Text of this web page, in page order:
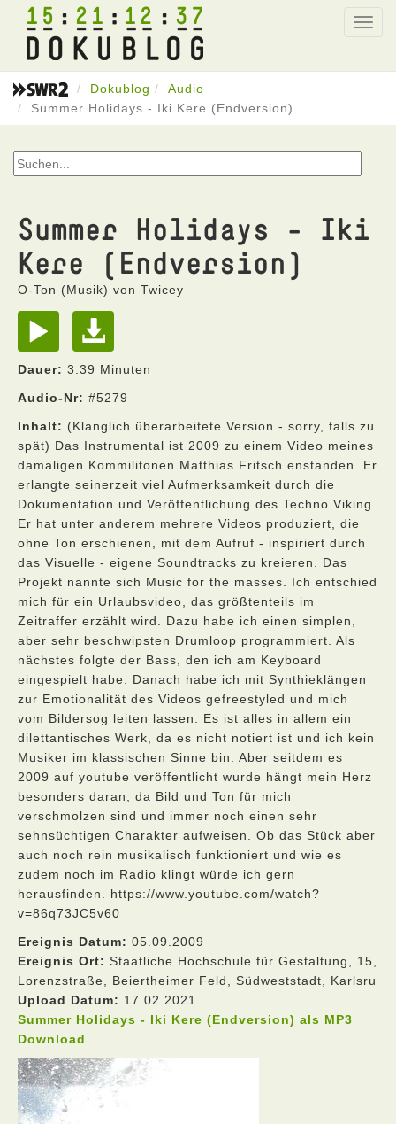
15 21 12 37
Dokublog
Audio
Summer Holidays - Iki Kere (Endversion)
Summer Holidays - Iki
Kere (Endversion)
O-Ton (Musik) von Twicey
Dauer: 3:39 Minuten
Audio-Nr: #5279
Inhalt: (Klanglich überarbeitete Version - sorry, falls zu
spät) Das Instrumental ist 2009 zu einem Video meines
damaligen Kommilitonen Matthias Fritsch enstanden. Er
erlangte seinerzeit viel Aufmerksamkeit durch die
Dokumentation und Veröffentlichung des Techno Viking.
Er hat unter anderem mehrere Videos produziert, die
ohne Ton erschienen, mit dem Aufruf - inspiriert durch
das Visuelle - eigene Soundtracks zu kreieren. Das
Projekt nannte sich Music for the masses. Ich entschied
mich für ein Urlaubsvideo, das größtenteils im
Zeitraffer erzählt wird. Dazu habe ich einen simplen,
aber sehr beschwipsten Drumloop programmiert. Als
nächstes folgte der Bass, den ich am Keyboard
eingespielt habe. Danach habe ich mit Synthieklängen
zur Emotionalität des Videos gefreestyled und mich
vom Bildersog leiten lassen. Es ist alles in allem ein
dilettantisches Werk, da es nicht notiert ist und ich kein
Musiker im klassischen Sinne bin. Aber seitdem es
2009 auf youtube veröffentlicht wurde hängt mein Herz
besonders daran, da Bild und Ton für mich
verschmolzen sind und immer noch einen sehr
sehnsüchtigen Charakter aufweisen. Ob das Stück aber
auch noch rein musikalisch funktioniert und wie es
zudem noch im Radio klingt würde ich gern
herausfinden. https://www.youtube.com/watch?
v=86q73JC5v60
Ereignis Datum: 05.09.2009
Ereignis Ort: Staatliche Hochschule für Gestaltung, 15,
Lorenzstraße, Beiertheimer Feld, Südweststadt, Karlsru
Upload Datum: 17.02.2021
Summer Holidays - Iki Kere (Endversion) als MP3
Download